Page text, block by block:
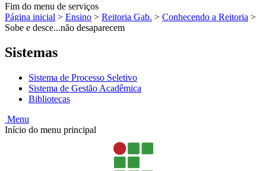
Fim do menu de serviços
Página inicial > Ensino > Reitoria Gab. > Conhecendo a Reitoria >
Sobe e desce...não desaparecem
Sistemas
Sistema de Processo Seletivo
Sistema de Gestão Acadêmica
Bibliotecas
Menu
Início do menu principal